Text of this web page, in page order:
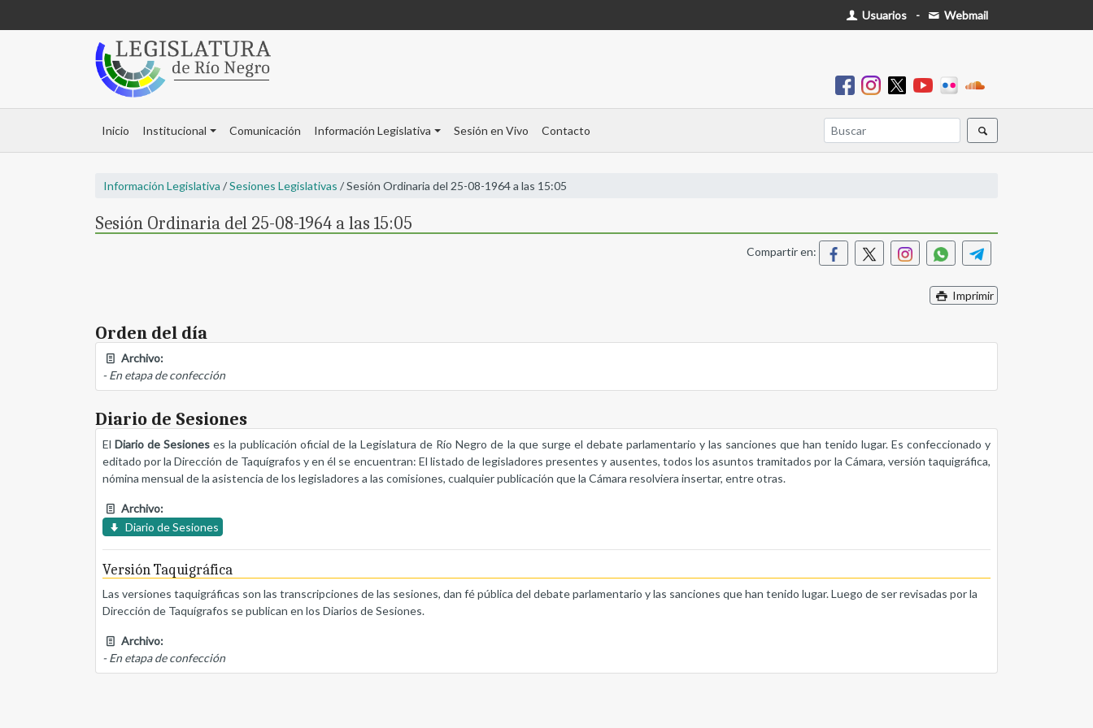
Usuarios - Webmail
Inicio Institucional Comunicación Información Legislativa Sesión en Vivo Contacto
Información Legislativa /Sesiones Legislativas / Sesión Ordinaria del 25-08-1964 a las 15:05
Sesión Ordinaria del 25-08-1964 a las 15:05
Compartir en:
Imprimir
Orden del día
Archivo:
- En etapa de confección
Diario de Sesiones
ElDiario de Sesiones es la publicación oficial de la Legislatura de Río Negro de la que surge el debate parlamentario y las sanciones que han tenido lugar. Es confeccionado y
editado por la Dirección de Taquígrafos y en él se encuentran: El listado de legisladores presentes y ausentes, todos los asuntos tramitados por la Cámara, versión taquigráfica,
nómina mensual de la asistencia de los legisladores a las comisiones, cualquier publicación que la Cámara resolviera insertar, entre otras.
Archivo:
Diario de Sesiones
Versión Taquigráfica
Las versiones taquigráficas son las transcripciones de las sesiones, dan fé pública del debate parlamentario y las sanciones que han tenido lugar. Luego de ser revisadas por la
Dirección de Taquígrafos se publican en los Diarios de Sesiones.
Archivo:
- En etapa de confección